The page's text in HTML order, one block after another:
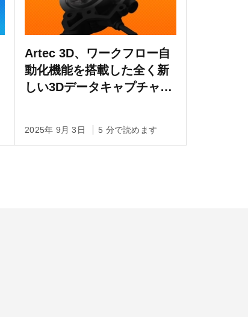
Artec 3D、ワークフロー自
動化機能を搭載した全く新
しい3Dデータキャプチャお
2025年 9月 3日 5 分で読めます